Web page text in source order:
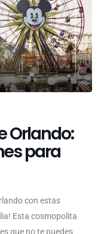
Orlando:
para
con estas
Esta cosmopolita
que no te puedes